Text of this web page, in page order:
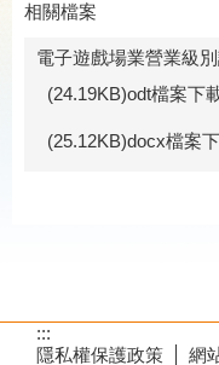
相關檔案
電子遊戲場業營業級
(24.19KB)odt檔案下
(25.12KB)docx檔案
:::
隱私權保護政策
網